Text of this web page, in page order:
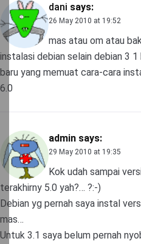
dani says:
26 May 2010 at 19:52
mas atau om atau
instalasi debian selain debian 3
baru yang memuat cara-cara
6.0
admin says:
29 May 2010 at 19:35
Kok udah sampai
terakhirny 5.0 yah?… ?:-)
Debian yg pernah saya instal
mas…
Untuk 3.1 saya belum pernah